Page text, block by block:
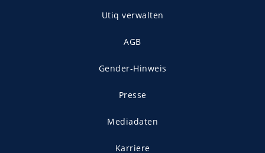
Utiq verwalten
AGB
Gender-Hinweis
Presse
Mediadaten
Karriere